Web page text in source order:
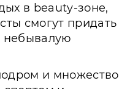
в beauty-зоне,
смогут придать
небывалую
и множество